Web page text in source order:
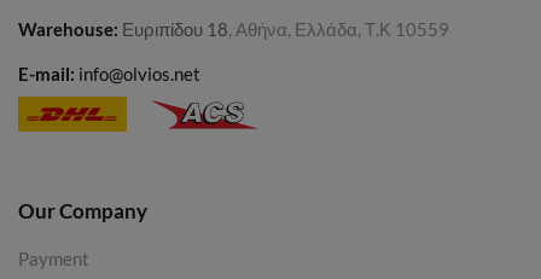
Warehouse: Ευριπίδου 18, Αθήνα, Ελλάδα, Τ.Κ 10559
E-mail: info@olvios.net
Our Company
Payment